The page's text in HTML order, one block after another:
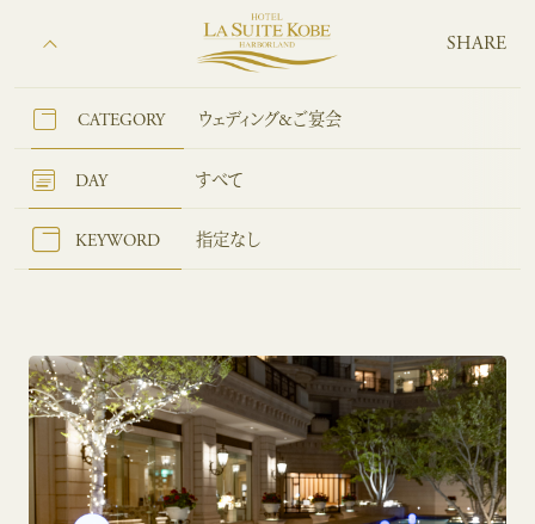
SHARE
CATEGORY ウェディング&ご宴会
DAY すべて
KEYWORD 指定なし